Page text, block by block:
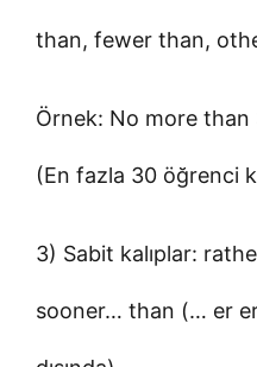
than, fewer than,
Örnek: No more
(En fazla 30 öğrenci
3) Sabit kalıplar:
sooner… than (… er